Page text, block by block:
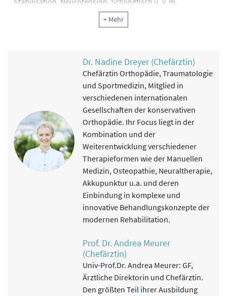
Ergotherapie, Arbeitstherapie und andere funktionelle
mit Pinch Gauge und Jamar Hand Dynamometer, Anleitung
zum Eigentraining, Lehrküche, Narbenbehandlung,
Narbenpflege, Abhärtung bei Amputation, Handbäder,
Hilfsmittelversorgung und Kontrolle, Schienenversorgung,
Selbsthilfeversorgung, Arbeiten mit Werkstoffen und
Werkzeugen, ADL
Physikalische Therapie
Klassische Massage, Triggerpunktbehandlung,
Lymphdrainage, Wärmebehandlung, Elektrotherapie,
Krankheits-, Angst- oder Stressbewältigungsstrategien,
Autogenes Training, Schlafberatung, Schmerzgruppe
Vollkost, leichte Vollkost, Nährstoffdefinierte Kost
(Diabetes, Reduktion, Cholesterin, Purine, fettarm),
Laktose frei, Gluten frei, Schluckkostform, Sonderkost-
+ Mehr
Dr. Nadine Dreyer (Chefärztin)
Chefärztin Orthopädie, Traumatologie
und Sportmedizin, Mitglied in
verschiedenen internationalen
Gesellschaften der konservativen
Orthopädie. Ihr Focus liegt in der
Kombination und der
Weiterentwicklung verschiedener
Therapieformen wie der Manuellen
Medizin, Osteopathie, Neuraltherapie,
Akkupunktur u.a. und deren
Einbindung in komplexe und
innovative Behandlungskonzepte der
modernen Rehabilitation.
Prof. Dr. Andrea Meurer
(Chefärztin)
Univ-Prof.Dr. Andrea Meurer: GF,
Ärztliche Direktorin und Chefärztin.
Den größten Teil ihrer Ausbildung